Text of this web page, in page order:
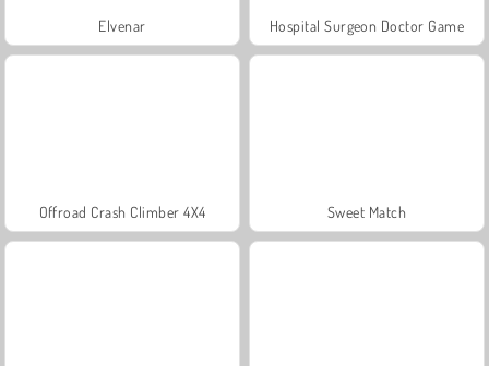
Elvenar Hospital Surgeon Doctor Game
Offroad Crash Climber 4X4 Sweet Match